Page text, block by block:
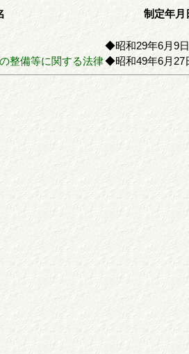
制定年月
◆昭和29年6月9日
整備等に関する法律◆昭和49年6月27